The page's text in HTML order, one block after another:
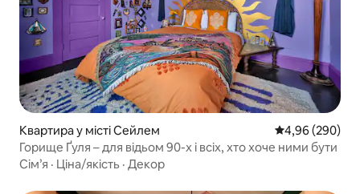
Квартира у місті Сейлем Середня
4,96 (290)
Горище Ґуля – для відьом 90-х і всіх, хто хоче ними бути
Сім’я · Ціна/якість · Декор